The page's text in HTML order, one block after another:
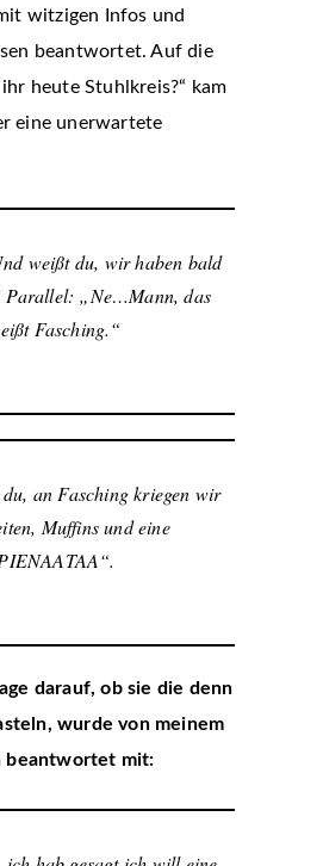
witzigen Infos und
beantwortet. Auf die
heute Stuhlkreis?“ kam
eine unerwartete
weißt du, wir haben bald
Parallel: „Ne…Mann, das
Fasching.“
an Fasching kriegen wir
Muffins und eine
darauf, ob sie die denn
wurde von meinem
beantwortet mit: